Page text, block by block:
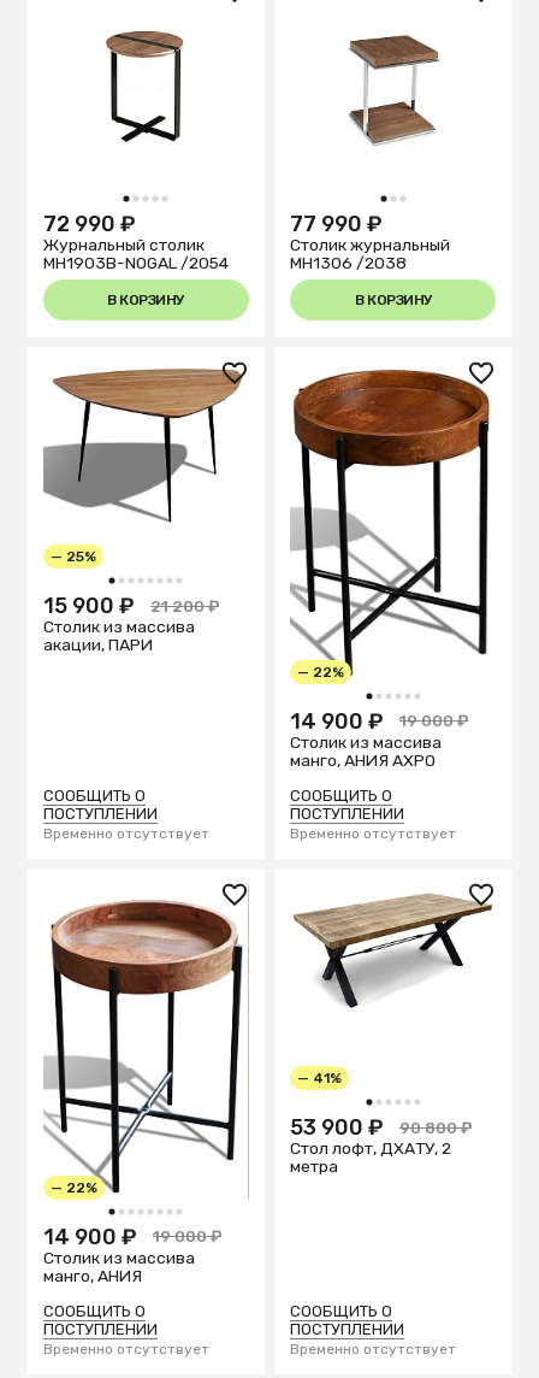
1 2 3 4 5
72 990 ₽
Журнальный столик
MH1903B-NOGAL /2054
В КОРЗИНУ
1 2 3
77 990 ₽
Столик журнальный
MH1306 /2038
В КОРЗИНУ
1 2 3 4 5 6 7 8
— 25%
15 900 ₽
21 200 ₽
Столик из массива
акации, ПАРИ
СООБЩИТЬ О
ПОСТУПЛЕНИИ
Временно отсутствует
1 2 3 4 5 6
— 22%
14 900 ₽
19 000 ₽
Столик из массива
манго, АНИЯ АХРО
СООБЩИТЬ О
ПОСТУПЛЕНИИ
Временно отсутствует
1 2 3 4 5 6 7 8
— 22%
14 900 ₽
19 000 ₽
Столик из массива
манго, АНИЯ
СООБЩИТЬ О
ПОСТУПЛЕНИИ
Временно отсутствует
1 2 3 4 5 6
— 41%
53 900 ₽
90 800 ₽
Стол лофт, ДХАТУ, 2
метра
СООБЩИТЬ О
ПОСТУПЛЕНИИ
Временно отсутствует